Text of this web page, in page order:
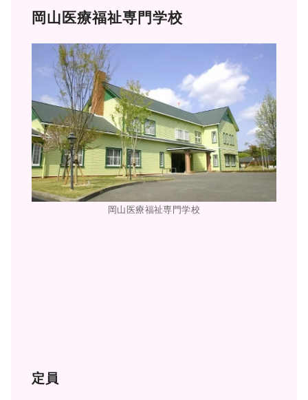
岡山医療福祉専門学校
岡山医療福祉専門学校
定員